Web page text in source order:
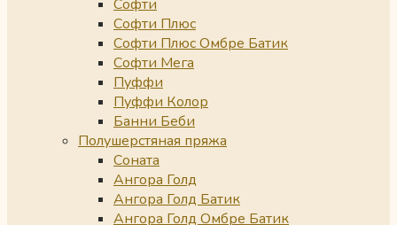
Софти
Софти Плюс
Софти Плюс Омбре Батик
Софти Мега
Пуффи
Пуффи Колор
Банни Беби
Полушерстяная пряжа
Соната
Ангора Голд
Ангора Голд Батик
Ангора Голд Омбре Батик